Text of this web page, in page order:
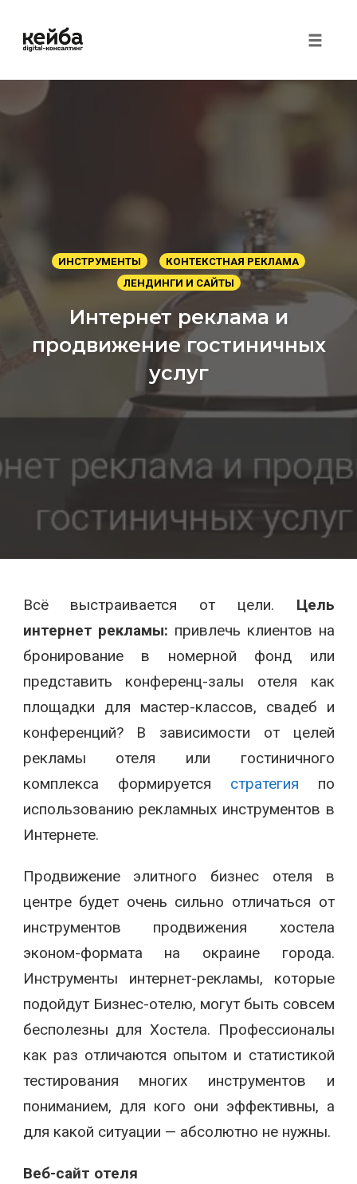
Перейти
к
ИНСТРУМЕНТЫ
КОНТЕКСТНАЯ РЕКЛАМА
ЛЕНДИНГИ И САЙТЫ
Интернет реклама и
продвижение гостиничных
услуг
Всё выстраивается от цели. Цель
интернет рекламы: привлечь клиентов на
бронирование в номерной фонд или
представить конференц-залы отеля как
площадки для мастер-классов, свадеб и
конференций? В зависимости от целей
рекламы отеля или гостиничного
комплекса формируется стратегия по
использованию рекламных инструментов в
Интернете.
Продвижение элитного бизнес отеля в
центре будет очень сильно отличаться от
инструментов продвижения хостела
эконом-формата на окраине города.
Инструменты интернет-рекламы, которые
подойдут Бизнес-отелю, могут быть совсем
бесполезны для Хостела. Профессионалы
как раз отличаются опытом и статистикой
тестирования многих инструментов и
пониманием, для кого они эффективны, а
для какой ситуации — абсолютно не нужны.
Веб-сайт отеля